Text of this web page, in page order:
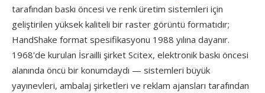
tarafından baskı öncesi ve renk üretim sistemleri için
geliştirilen yüksek kaliteli bir raster görüntü formatıdır;
HandShake format spesifikasyonu 1988 yılına dayanır.
1968'de kurulan İsrailli şirket Scitex, elektronik baskı öncesi
alanında öncü bir konumdaydı — sistemleri büyük
yayınevleri, ambalaj şirketleri ve reklam ajansları tarafından